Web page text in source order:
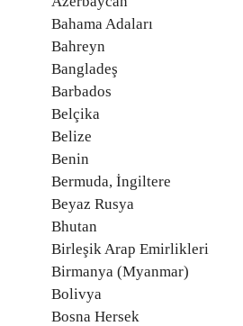
Bahama Adaları
Bahreyn
Bangladeş
Barbados
Belçika
Belize
Benin
Bermuda, İngiltere
Beyaz Rusya
Bhutan
Birleşik Arap Emirlikleri
Birmanya (Myanmar)
Bolivya
Bosna Hersek